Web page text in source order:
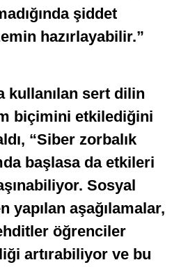
şiddet
hazırlayabilir.”
kullanılan sert dilin
biçimini etkilediğini
“Siber zorbalık
başlasa da etkileri
Sosyal
yapılan aşağılamalar,
öğrenciler
artırabiliyor ve bu